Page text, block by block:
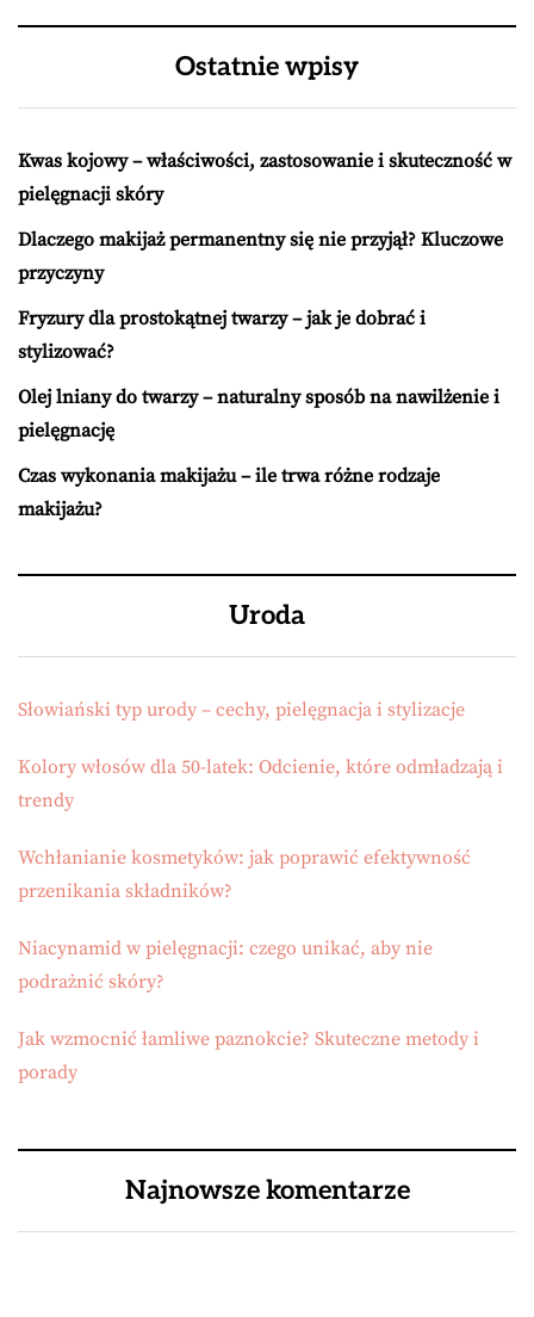
Ostatnie wpisy
Kwas kojowy – właściwości, zastosowanie i skuteczność w
pielęgnacji skóry
Dlaczego makijaż permanentny się nie przyjął? Kluczowe
przyczyny
Fryzury dla prostokątnej twarzy – jak je dobrać i
stylizować?
Olej lniany do twarzy – naturalny sposób na nawilżenie i
pielęgnację
Czas wykonania makijażu – ile trwa różne rodzaje
makijażu?
Uroda
Słowiański typ urody – cechy, pielęgnacja i stylizacje
Kolory włosów dla 50-latek: Odcienie, które odmładzają i
trendy
Wchłanianie kosmetyków: jak poprawić efektywność
przenikania składników?
Niacynamid w pielęgnacji: czego unikać, aby nie
podrażnić skóry?
Jak wzmocnić łamliwe paznokcie? Skuteczne metody i
porady
Najnowsze komentarze